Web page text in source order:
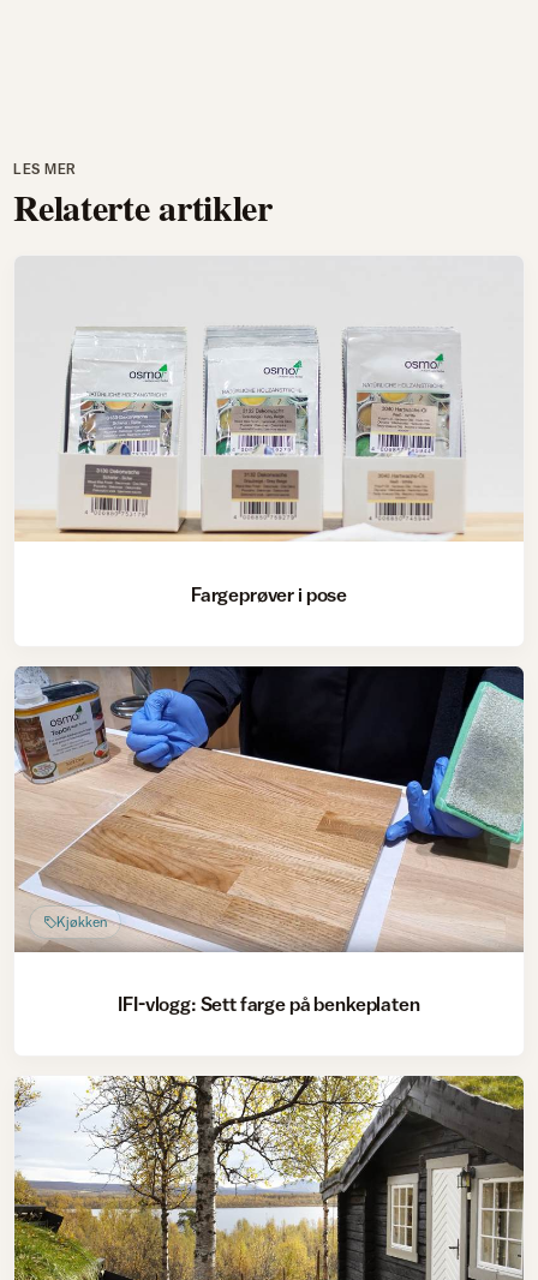
LES MER
Relaterte artikler
Fargeprøver i pose
Kjøkken
IFI-vlogg: Sett farge på benkeplaten